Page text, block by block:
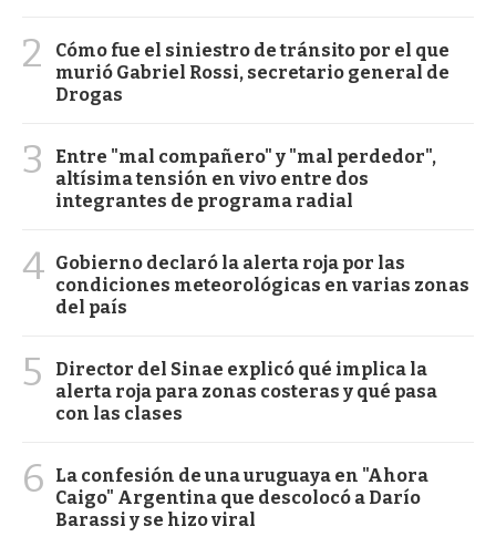
2
Cómo fue el siniestro de tránsito por el que
murió Gabriel Rossi, secretario general de
Drogas
3
Entre "mal compañero" y "mal perdedor",
altísima tensión en vivo entre dos
integrantes de programa radial
4 Gobierno declaró la alerta roja por las
condiciones meteorológicas en varias zonas
del país
5
Director del Sinae explicó qué implica la
alerta roja para zonas costeras y qué pasa
con las clases
6
La confesión de una uruguaya en "Ahora
Caigo" Argentina que descolocó a Darío
Barassi y se hizo viral